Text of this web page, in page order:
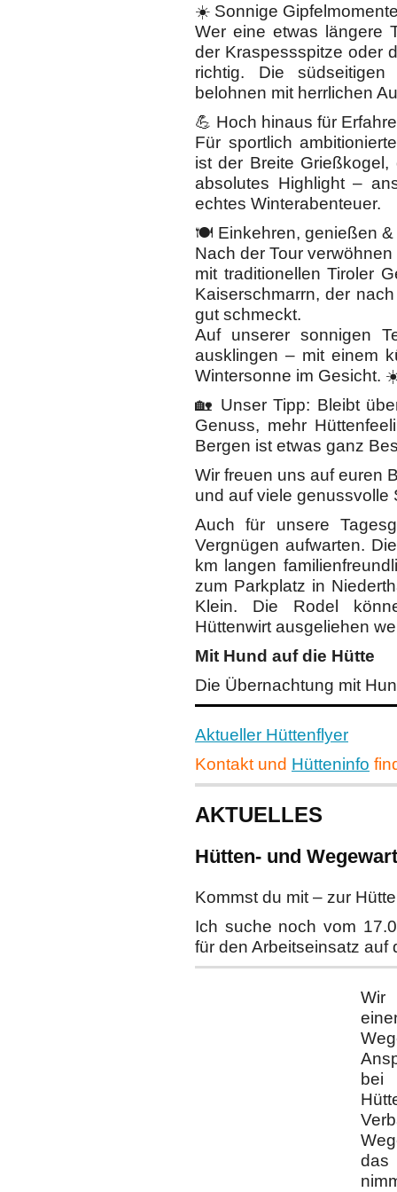
☀️ Sonnige
Wer eine etwas längere
der Kraspessspitze oder
richtig. Die
belohnen mit herrlichen
💪 Hoch hinaus für
Für sportlich
ist der Breite
absolutes Highlight –
echtes Winterabenteuer.
🍽️ Einkehren, genießen &
Nach der Tour
mit traditionellen Tiroler
Kaiserschmarrn, der
gut schmeckt.
Auf unserer sonnigen
ausklingen – mit einem
Wintersonne im Gesicht.
🏡 Unser Tipp: Bleibt
Genuss, mehr
Bergen ist etwas ganz
Wir freuen uns auf euren
und auf viele
Auch für unsere
Vergnügen aufwarten.
km langen
zum Parkplatz in
Klein. Die Rodel
Hüttenwirt ausgeliehen
Mit Hund auf die Hütte
Die Übernachtung mit
Aktueller Hüttenflyer
Kontakt und Hütteninfo
AKTUELLES
Hütten- und Wegewart
Kommst du mit – zur
Ich suche noch vom
für den Arbeitseinsatz auf
Wir
bei
das